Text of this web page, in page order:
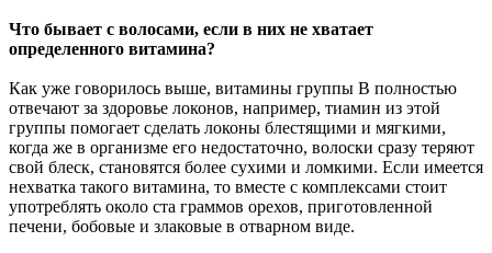
Что бывает с волосами, если в них не хватает
определенного витамина?
Как уже говорилось выше, витамины группы В полностью
отвечают за здоровье локонов, например, тиамин из этой
группы помогает сделать локоны блестящими и мягкими,
когда же в организме его недостаточно, волоски сразу теряют
свой блеск, становятся более сухими и ломкими. Если имеется
нехватка такого витамина, то вместе с комплексами стоит
употреблять около ста граммов орехов, приготовленной
печени, бобовые и злаковые в отварном виде.